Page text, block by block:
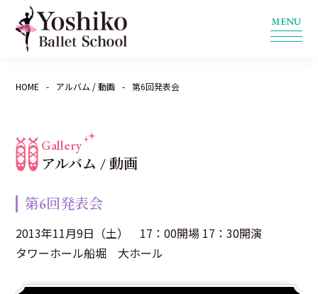
HOME アルバム / 動画 第6回発表会
Gallery
アルバム / 動画
第6回発表会
2013年11月9日（土） 17：00開場 17：30開演
タワーホール船堀 大ホール